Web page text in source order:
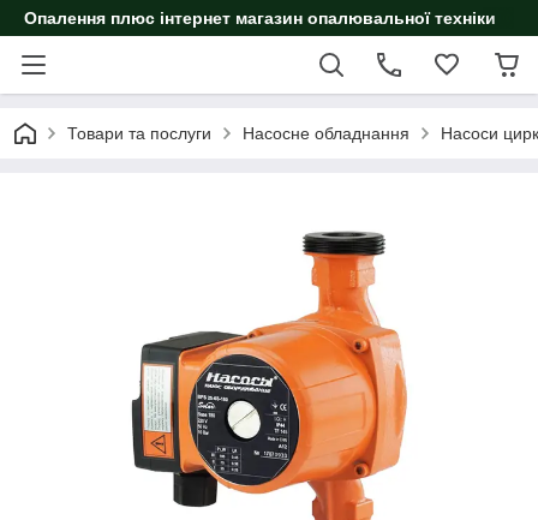
Опалення плюс інтернет магазин опалювальної техніки
Товари та послуги Насосне обладнання Насоси